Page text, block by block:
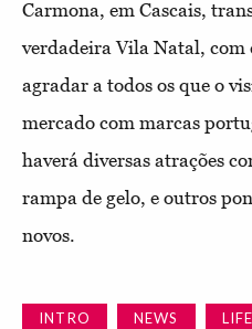
Carmona, em Cascais,
verdadeira Vila Natal, com
agradar a todos os que o
mercado com marcas
haverá diversas atrações
rampa de gelo, e outros
novos.
INTRO NEWS